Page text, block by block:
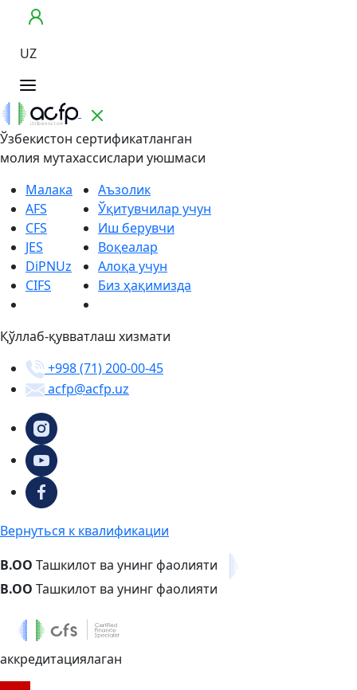
UZ
Ўзбекистон сертификатланган
молия мутахассислари уюшмаси
Малака
AFS
CFS
JES
DiPNUz
CIFS
Аъзолик
Ўқитувчилар учун
Иш берувчи
Воқеалар
Алоқа учун
Биз ҳақимизда
Қўллаб-қувватлаш хизмати
+998 (71) 200-00-45
acfp@acfp.uz
Вернуться к квалификации
B.OО Ташкилот ва унинг фаолияти
B.OО Ташкилот ва унинг фаолияти
аккредитациялаган